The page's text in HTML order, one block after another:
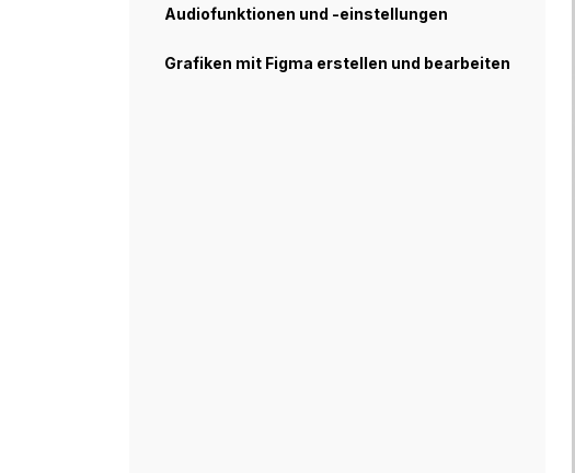
Audiofunktionen und -einstellungen
Grafiken mit Figma erstellen und bearbeiten